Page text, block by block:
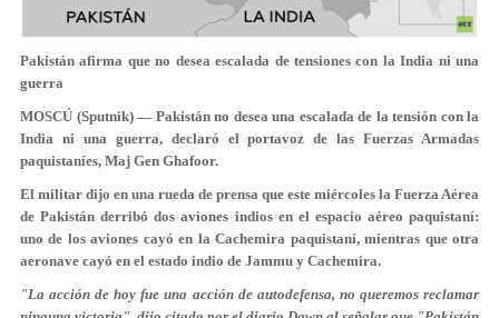
Pakistán afirma que no desea escalada de tensiones con la India ni una
guerra
MOSCÚ (Sputnik) — Pakistán no desea una escalada de la tensión con la
India ni una guerra, declaró el portavoz de las Fuerzas Armadas
paquistaníes, Maj Gen Ghafoor.
El militar dijo en una rueda de prensa que este miércoles la Fuerza Aérea
de Pakistán derribó dos aviones indios en el espacio aéreo paquistaní:
uno de los aviones cayó en la Cachemira paquistaní, mientras que otra
aeronave cayó en el estado indio de Jammu y Cachemira.
"La acción de hoy fue una acción de autodefensa, no queremos reclamar